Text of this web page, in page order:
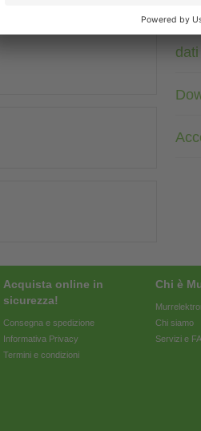
Acquista online in
sicurezza!
Consegna e spedizione
Informativa Privacy
Termini e condizioni
Chi è
Chi siamo
Servizi e